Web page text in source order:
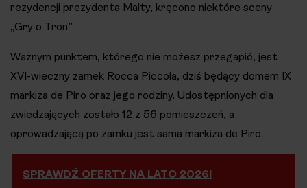
rezydencji prezydenta Malty, kręcono niektóre sceny
„Gry o Tron”.
Ważnym punktem, którego nie możesz przegapić, jest
XVI-wieczny zamek Rocca Piccola, dziś będący domem IX
markiza de Piro oraz jego rodziny. Udostępnionych dla
zwiedzających zostało 12 z 56 pomieszczeń, a
oprowadzającą po zamku jest sama markiza de Piro.
SPRAWDŹ OFERTY NA LATO 2026!